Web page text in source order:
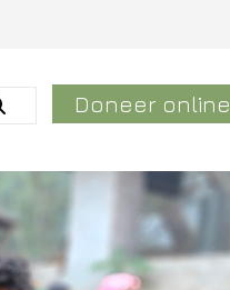
Doneer online